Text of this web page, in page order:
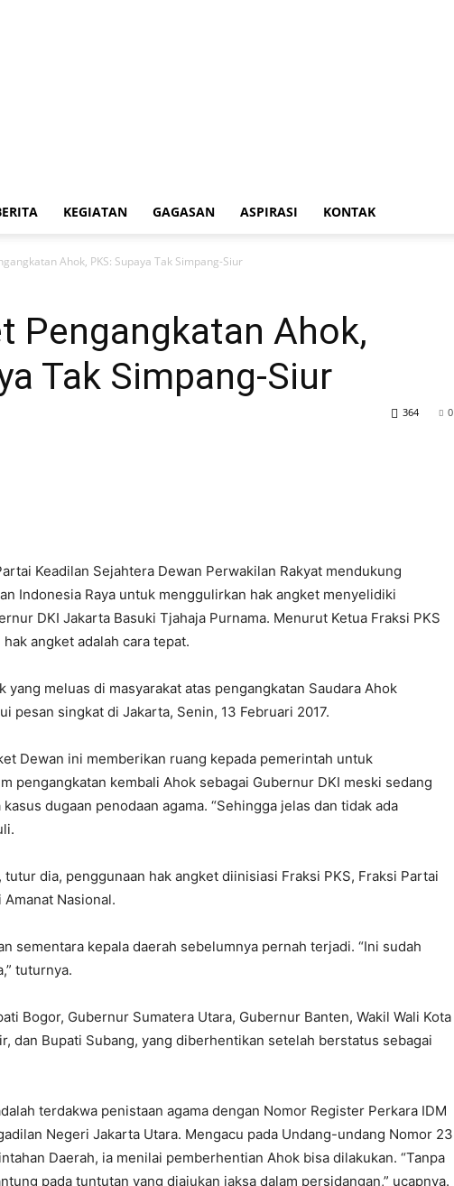
KEGIATAN GAGASAN ASPIRASI KONTAK
Ahok, PKS: Supaya Tak Simpang-Siur
Pengangkatan Ahok,
Tak Simpang-Siur
0
364
Keadilan Sejahtera Dewan Perwakilan Rakyat mendukung
Indonesia Raya untuk menggulirkan hak angket menyelidiki
DKI Jakarta Basuki Tjahaja Purnama. Menurut Ketua Fraksi PKS
angket adalah cara tepat.
yang meluas di masyarakat atas pengangkatan Saudara Ahok
pesan singkat di Jakarta, Senin, 13 Februari 2017.
Dewan ini memberikan ruang kepada pemerintah untuk
pengangkatan kembali Ahok sebagai Gubernur DKI meski sedang
dugaan penodaan agama. “Sehingga jelas dan tidak ada
dia, penggunaan hak angket diinisiasi Fraksi PKS, Fraksi Partai
Nasional.
sementara kepala daerah sebelumnya pernah terjadi. “Ini sudah
tuturnya.
Bogor, Gubernur Sumatera Utara, Gubernur Banten, Wakil Wali Kota
dan Bupati Subang, yang diberhentikan setelah berstatus sebagai
terdakwa penistaan agama dengan Nomor Register Perkara IDM
Negeri Jakarta Utara. Mengacu pada Undang-undang Nomor 23
Daerah, ia menilai pemberhentian Ahok bisa dilakukan. “Tanpa
pada tuntutan yang diajukan jaksa dalam persidangan,” ucapnya.